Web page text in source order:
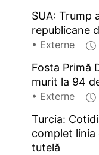
SUA: Trump
republicane
• Externe
Fosta Primă
murit la 94
• Externe
Turcia:
complet linia
tutelă